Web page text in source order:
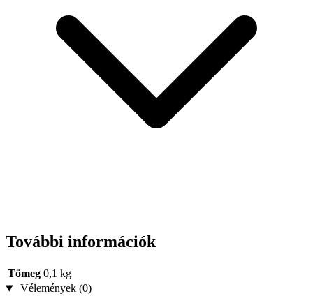
További információk
Tömeg 0,1 kg
Vélemények (0)